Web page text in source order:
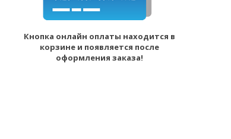
Кнопка онлайн оплаты находится в
корзине и появляется после
оформления заказа!